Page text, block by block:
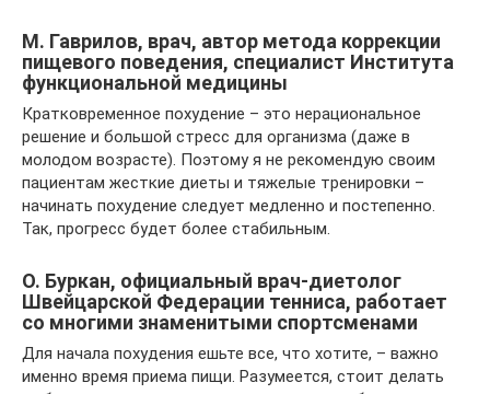
М. Гаврилов, врач, автор метода коррекции
пищевого поведения, специалист Института
функциональной медицины
Кратковременное похудение – это нерациональное
решение и большой стресс для организма (даже в
молодом возрасте). Поэтому я не рекомендую своим
пациентам жесткие диеты и тяжелые тренировки –
начинать похудение следует медленно и постепенно.
Так, прогресс будет более стабильным.
О. Буркан, официальный врач-диетолог
Швейцарской Федерации тенниса, работает
со многими знаменитыми спортсменами
Для начала похудения ешьте все, что хотите, – важно
именно время приема пищи. Разумеется, стоит делать